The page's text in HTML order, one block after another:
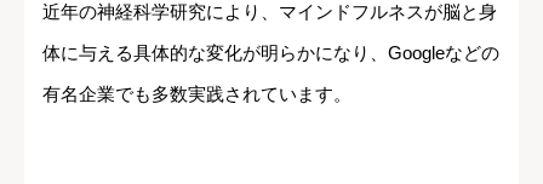
近年の神経科学研究により、マインドフルネスが脳と身
体に与える具体的な変化が明らかになり、Googleなどの
有名企業でも多数実践されています。